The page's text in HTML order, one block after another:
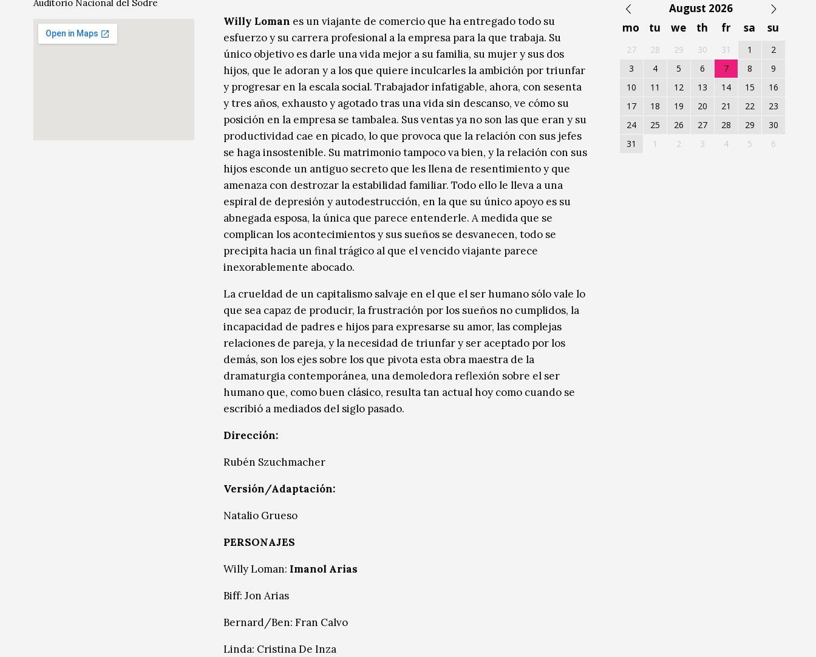
Sin categoría Sin categoría
Willy Loman es un viajante de comercio que ha entregado todo su
esfuerzo y su carrera profesional a la empresa para la que trabaja. Su
único objetivo es darle una vida mejor a su familia, su mujer y sus dos
hijos, que le adoran y a los que quiere inculcarles la ambición por triunfar
y progresar en la escala social. Trabajador infatigable, ahora, con sesenta
y tres años, exhausto y agotado tras una vida sin descanso, ve cómo su
posición en la empresa se tambalea. Sus ventas ya no son las que eran y su
productividad cae en picado, lo que provoca que la relación con sus jefes
se haga insostenible. Su matrimonio tampoco va bien, y la relación con sus
hijos esconde un antiguo secreto que les llena de resentimiento y que
amenaza con destrozar la estabilidad familiar. Todo ello le lleva a una
espiral de depresión y autodestrucción, en la que su único apoyo es su
abnegada esposa, la única que parece entenderle. A medida que se
complican los acontecimientos y sus sueños se desvanecen, todo se
precipita hacia un final trágico al que el vencido viajante parece
inexorablemente abocado.
La crueldad de un capitalismo salvaje en el que el ser humano sólo vale lo
que sea capaz de producir, la frustración por los sueños no cumplidos, la
incapacidad de padres e hijos para expresarse su amor, las complejas
relaciones de pareja, y la necesidad de triunfar y ser aceptado por los
demás, son los ejes sobre los que pivota esta obra maestra de la
dramaturgia contemporánea, una demoledora reflexión sobre el ser
humano que, como buen clásico, resulta tan actual hoy como cuando se
escribió a mediados del siglo pasado.
Dirección:
Rubén Szuchmacher
Versión/Adaptación:
Natalio Grueso
PERSONAJES
Willy Loman: Imanol Arias
Biff: Jon Arias
Bernard/Ben: Fran Calvo
Linda: Cristina De Inza
Auditorio Nacional del Sodre
August 2026
mo
tu we th fr sa su
27 28 29 30 31 1
2
3
4 5 6 7 8
9
10
11 12 13 14 15
16
17
18 19 20 21 22
23
24
25 26 27 28 29
30
31
1 2 3 4 5 6